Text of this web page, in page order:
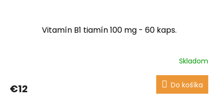
Vitamín B1 tiamín 100 mg - 60 kaps.
je
Skladom
€12 Do košíka